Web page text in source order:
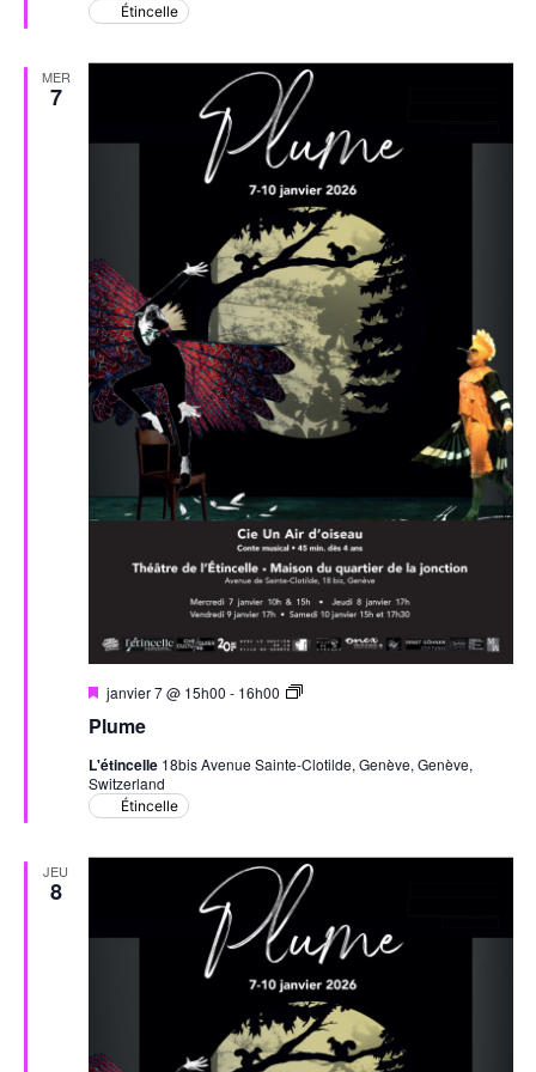
Étincelle
MER
7
Plume
Mis
avant
janvier 7 @ 15h00 - 16h00 Plume
L'étincelle 18bis Avenue Sainte-Clotilde, Genève, Genève,
Switzerland
Étincelle
JEU
8